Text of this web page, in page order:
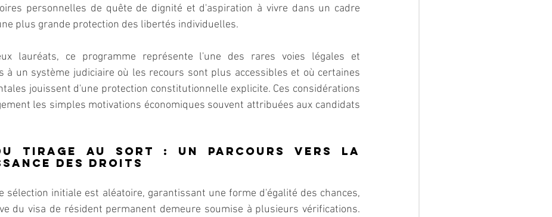
personnelles de quête de dignité et d'aspiration à vivre dans un cadre
plus grande protection des libertés individuelles.
lauréats, ce programme représente l'une des rares voies légales et
à un système judiciaire où les recours sont plus accessibles et où certaines
jouissent d'une protection constitutionnelle explicite. Ces considérations
les simples motivations économiques souvent attribuées aux candidats
tirage au sort : un parcours vers la
des droits
sélection initiale est aléatoire, garantissant une forme d'égalité des chances,
du visa de résident permanent demeure soumise à plusieurs vérifications.